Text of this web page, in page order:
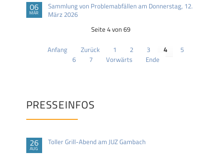
06
MÄR
Sammlung von Problemabfällen am Donnerstag, 12.
März 2026
Seite 4 von 69
Anfang Zurück 1 2 3 4
5
6
7 Vorwärts Ende
PRESSEINFOS
26
AUG
Toller Grill-Abend am JUZ Gambach